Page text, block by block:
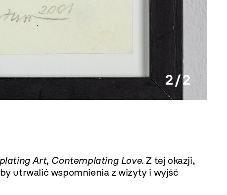
2 / 2
Art, Contemplating Love.Z tej okazji,
utrwalić wspomnienia z wizyty i wyjść